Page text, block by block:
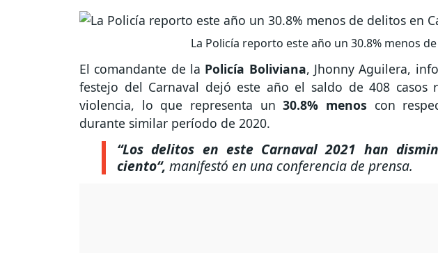
La Policía reporto este año un 30.8% menos
El comandante de la Policía Boliviana, Jhonny Aguilera,
festejo del Carnaval dejó este año el saldo de 408 casos
violencia, lo que representa un30.8% menos con
durante similar período de 2020.
“Los delitos en este Carnaval 2021 han
ciento“, manifestó en una conferencia de prensa.